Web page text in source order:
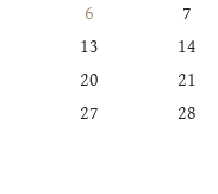
6
7
13
14
20
21
27
28